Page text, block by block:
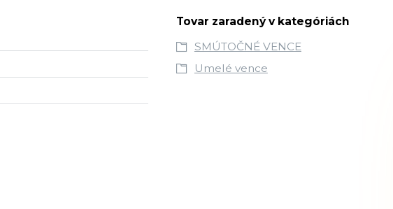
Tovar zaradený v kategóriách
SMÚTOČNÉ VENCE
Umelé vence